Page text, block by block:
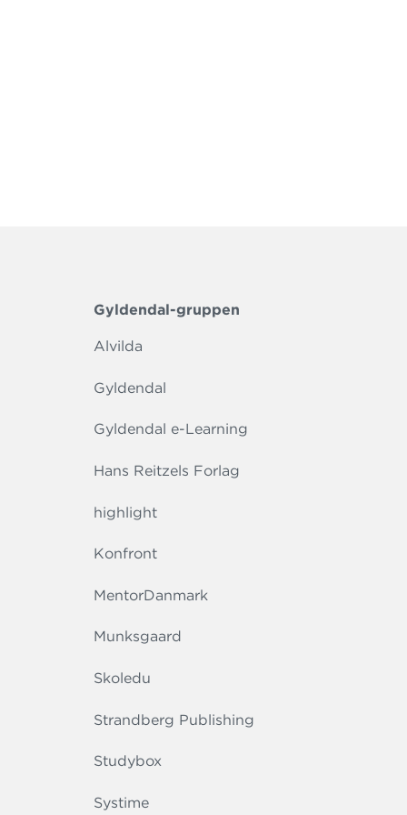
Gyldendal-gruppen
Alvilda
Gyldendal
Gyldendal e-Learning
Hans Reitzels Forlag
highlight
Konfront
MentorDanmark
Munksgaard
Skoledu
Strandberg Publishing
Studybox
Systime